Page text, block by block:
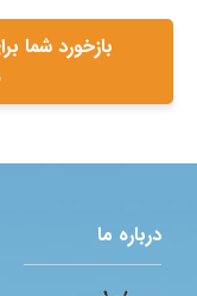
بازخورد شما
درباره ما